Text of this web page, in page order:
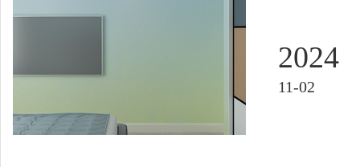
2024
11-02